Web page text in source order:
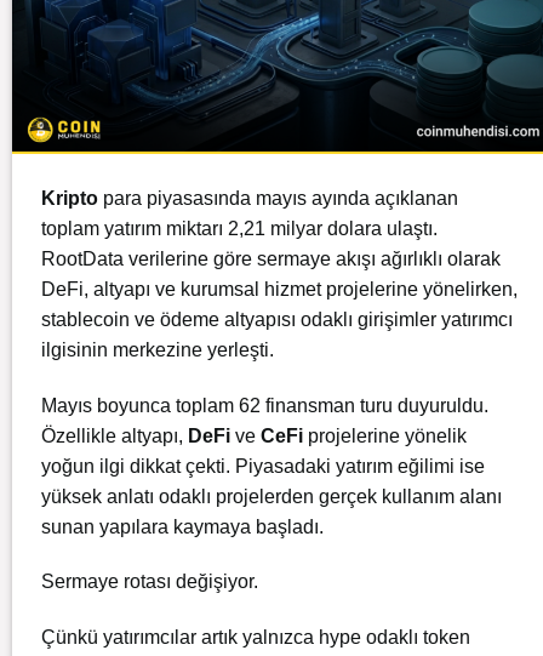
Kripto para piyasasında mayıs ayında açıklanan
toplam yatırım miktarı 2,21 milyar dolara ulaştı.
RootData verilerine göre sermaye akışı ağırlıklı olarak
DeFi, altyapı ve kurumsal hizmet projelerine yönelirken,
stablecoin ve ödeme altyapısı odaklı girişimler yatırımcı
ilgisinin merkezine yerleşti.
Mayıs boyunca toplam 62 finansman turu duyuruldu.
Özellikle altyapı, DeFi ve CeFi projelerine yönelik
yoğun ilgi dikkat çekti. Piyasadaki yatırım eğilimi ise
yüksek anlatı odaklı projelerden gerçek kullanım alanı
sunan yapılara kaymaya başladı.
Sermaye rotası değişiyor.
Çünkü yatırımcılar artık yalnızca hype odaklı token